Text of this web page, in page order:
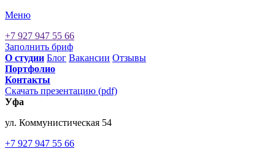
Меню
+7 927 947 55 66
Заполнить бриф
О cтудии Блог Вакансии Отзывы
Портфолио
Контакты
Скачать презентацию (pdf)
Уфа
ул. Коммунистическая 54
+7 927 947 55 66